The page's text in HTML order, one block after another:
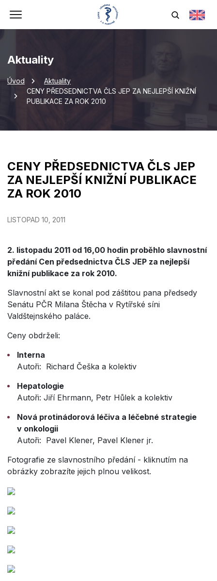
Aktuality
Úvod
Aktuality
CENY PŘEDSEDNICTVA ČLS JEP ZA NEJLEPŠÍ KNIŽNÍ
PUBLIKACE ZA ROK 2010
CENY PŘEDSEDNICTVA ČLS JEP
ZA NEJLEPŠÍ KNIŽNÍ PUBLIKACE
ZA ROK 2010
LISTOPAD 10, 2011
2. listopadu 2011 od 16,00 hodin proběhlo slavnostní
předání Cen předsednictva ČLS JEP za nejlepší
knižní publikace za rok 2010.
Slavnostní akt se konal pod záštitou pana předsedy
Senátu PČR Milana Štěcha v Rytířské síni
Valdštejnského paláce.
Ceny obdrželi:
Interna
Autoři: Richard Češka a kolektiv
Hepatologie
Autoři: Jiří Ehrmann, Petr Hůlek a kolektiv
Nová protinádorová léčiva a léčebné strategie
v onkologii
Autoři: Pavel Klener, Pavel Klener jr.
Fotografie ze slavnostního předání - kliknutím na
obrázky zobrazíte jejich plnou velikost.